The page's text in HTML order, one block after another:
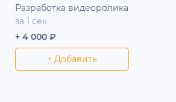
Разработка видеоролика
за 1 сек
+ 4 000 ₽
+ Добавить